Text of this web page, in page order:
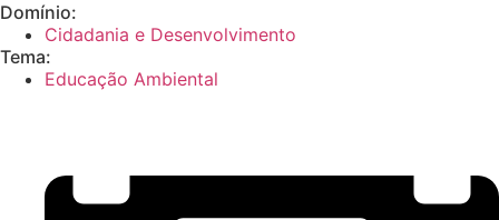
Domínio:
Cidadania e Desenvolvimento
Tema:
Educação Ambiental